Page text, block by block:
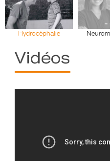
Hydrocéphalie
Vidéos